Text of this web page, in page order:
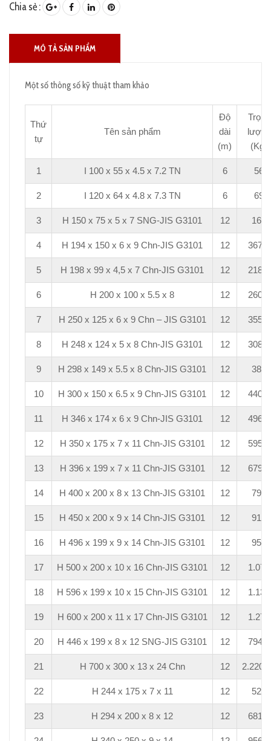
Chia sẻ :
MÔ TẢ SẢN PHẨM
Một số thông số kỹ thuật tham khảo
Thứ
tự
Tên sản phẩm
Độ
dài
(m)
Trọng
lượng
(Kg)
1 I 100 x 55 x 4.5 x 7.2 TN 6 56
2 I 120 x 64 x 4.8 x 7.3 TN 6 69
3 H 150 x 75 x 5 x 7 SNG-JIS G3101 12 168
4 H 194 x 150 x 6 x 9 Chn-JIS G3101 12 367,2
5 H 198 x 99 x 4,5 x 7 Chn-JIS G3101 12 218,4
6 H 200 x 100 x 5.5 x 8 12 260,4
7 H 250 x 125 x 6 x 9 Chn – JIS G3101 12 355,2
8 H 248 x 124 x 5 x 8 Chn-JIS G3101 12 308,4
9 H 298 x 149 x 5.5 x 8 Chn-JIS G3101 12 384
10 H 300 x 150 x 6.5 x 9 Chn-JIS G3101 12 440,4
11 H 346 x 174 x 6 x 9 Chn-JIS G3101 12 496,8
12 H 350 x 175 x 7 x 11 Chn-JIS G3101 12 595,2
13 H 396 x 199 x 7 x 11 Chn-JIS G3101 12 679,2
14 H 400 x 200 x 8 x 13 Chn-JIS G3101 12 792
15 H 450 x 200 x 9 x 14 Chn-JIS G3101 12 912
16 H 496 x 199 x 9 x 14 Chn-JIS G3101 12 954
17 H 500 x 200 x 10 x 16 Chn-JIS G3101 12 1.075
18 H 596 x 199 x 10 x 15 Chn-JIS G3101 12 1.135
19 H 600 x 200 x 11 x 17 Chn-JIS G3101 12 1.272
20 H 446 x 199 x 8 x 12 SNG-JIS G3101 12 794,4
21 H 700 x 300 x 13 x 24 Chn 12
22 H 244 x 175 x 7 x 11 12 529
23 H 294 x 200 x 8 x 12 12 681,8